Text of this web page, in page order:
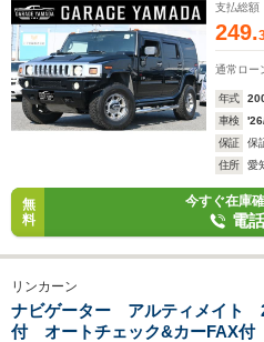
支払総額
249.
通常ロー
年式
車検
保証
保
住所
愛
無
料
今すぐ在庫
電
リンカーン
ナビゲーター アルティメイト
付 オートチェック&カーFAX